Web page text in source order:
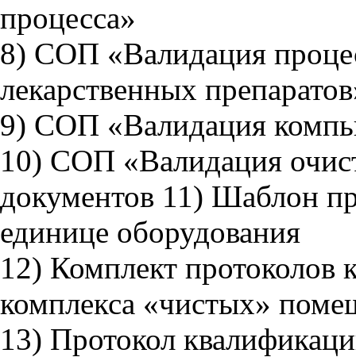
процесса»
8) СОП «Валидация
лекарственных
9) СОП «Валидация
10) СОП «Валидация
документов 11) Шаблон
единице оборудования
12) Комплект протоколов
комплекса «чистых»
13) Протокол